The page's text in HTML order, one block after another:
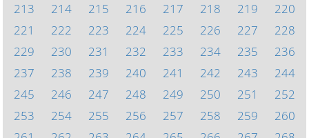
213
214 215 216 217 218 219
220
221
222 223 224 225 226 227
228
229
230 231 232 233 234 235
236
237
238 239 240 241 242 243
244
245
246 247 248 249 250 251
252
253
254 255 256 257 258 259
260